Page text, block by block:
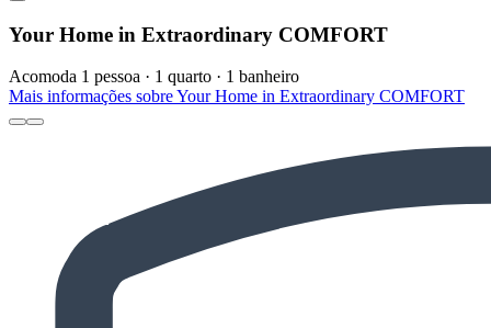
Your Home in Extraordinary COMFORT
Acomoda 1 pessoa · 1 quarto · 1 banheiro
Mais informações sobre Your Home in Extraordinary COMFORT